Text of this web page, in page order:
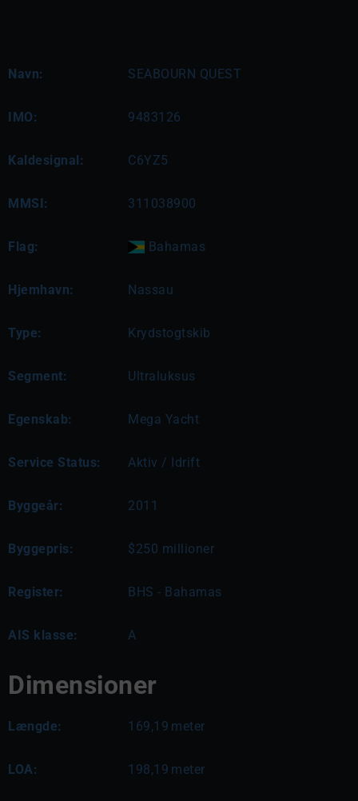
Navn: SEABOURN QUEST
IMO: 9483126
Kaldesignal: C6YZ5
MMSI: 311038900
Flag: Bahamas
Hjemhavn: Nassau
Type: Krydstogtskib
Segment: Ultraluksus
Egenskab: Mega Yacht
Service Status: Aktiv / Idrift
Byggeår: 2011
Byggepris: $250 millioner
Register: BHS - Bahamas
AIS klasse: A
Dimensioner
Længde: 169,19 meter
LOA: 198,19 meter